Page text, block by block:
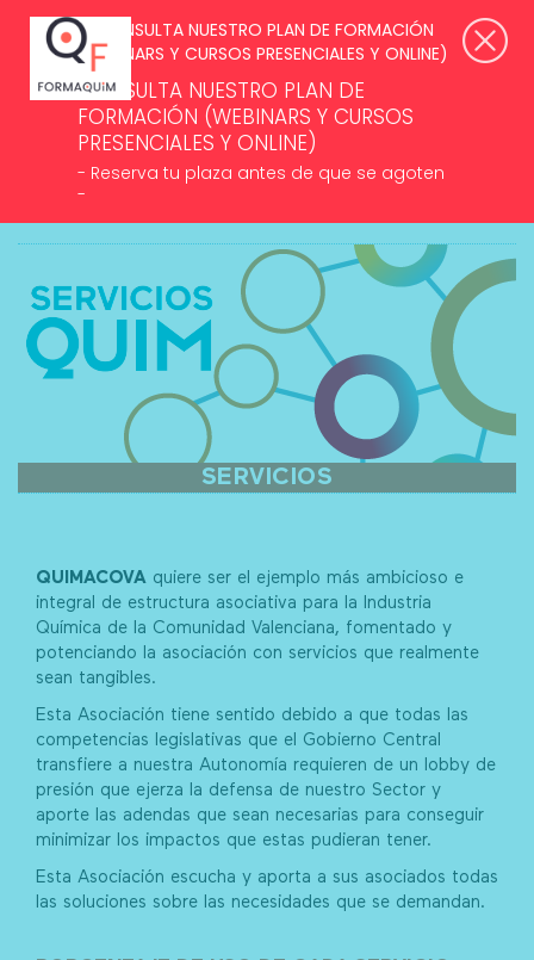
CONSULTA NUESTRO PLAN DE
FORMACIÓN (WEBINARS Y CURSOS
PRESENCIALES Y ONLINE)
- Reserva tu plaza antes de que se agoten
-
SUSCRÍBETE A NUESTROS NEWSLETTERS >
ACCESO ASOCIADOS
SERVICIOS
QUIMACOVA quiere ser el ejemplo más ambicioso e
integral de estructura asociativa para la Industria
Química de la Comunidad Valenciana, fomentado y
potenciando la asociación con servicios que realmente
sean tangibles.
Esta Asociación tiene sentido debido a que todas las
competencias legislativas que el Gobierno Central
transfiere a nuestra Autonomía requieren de un lobby de
presión que ejerza la defensa de nuestro Sector y
aporte las adendas que sean necesarias para conseguir
minimizar los impactos que estas pudieran tener.
Esta Asociación escucha y aporta a sus asociados todas
las soluciones sobre las necesidades que se demandan.